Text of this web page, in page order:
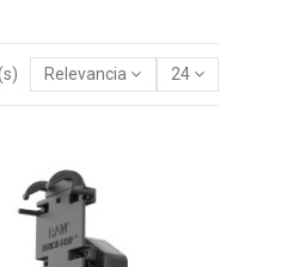
Relevancia 24